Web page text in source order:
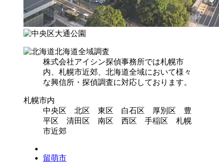
北海道全域調査
株式会社アイシン探偵事務所では札幌市
内、札幌市近郊、北海道全域において様々
な興信所・探偵調査に対応しております。
札幌市内
中央区 北区 東区 白石区 厚別区 豊
平区 清田区 南区 西区 手稲区 札幌
市近郊
留萌市